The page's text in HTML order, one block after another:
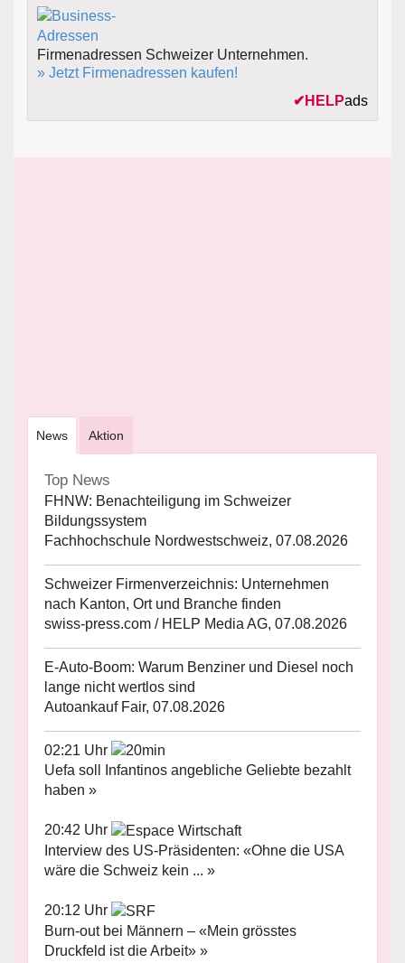
Firmenadressen Schweizer Unternehmen.
» Jetzt Firmenadressen kaufen!
✔ HELPads
News Aktion
Top News
FHNW: Benachteiligung im Schweizer
Bildungssystem
Fachhochschule Nordwestschweiz, 07.08.2026
Schweizer Firmenverzeichnis: Unternehmen
nach Kanton, Ort und Branche finden
swiss-press.com / HELP Media AG, 07.08.2026
E-Auto-Boom: Warum Benziner und Diesel noch
lange nicht wertlos sind
Autoankauf Fair, 07.08.2026
02:21 Uhr
Uefa soll Infantinos angebliche Geliebte bezahlt
haben »
20:42 Uhr
Interview des US-Präsidenten: «Ohne die USA
wäre die Schweiz kein ... »
20:12 Uhr
Burn-out bei Männern – «Mein grösstes
Druckfeld ist die Arbeit» »